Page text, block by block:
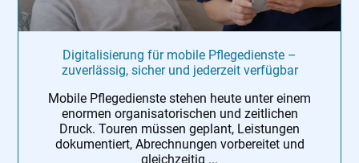
Digitalisierung für mobile Pflegedienste –
zuverlässig, sicher und jederzeit verfügbar
Mobile Pflegedienste stehen heute unter einem
enormen organisatorischen und zeitlichen
Druck. Touren müssen geplant, Leistungen
dokumentiert, Abrechnungen vorbereitet und
gleichzeitig